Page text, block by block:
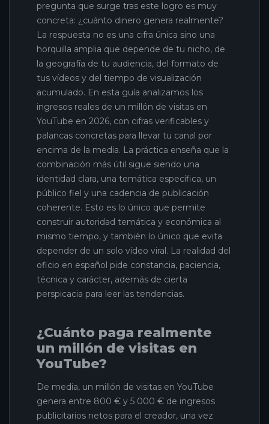
pregunta que surge tras este logro es muy
concreta: ¿cuánto dinero genera realmente?
La respuesta no es una cifra única sino una
horquilla amplia que depende de tu nicho, de
la geografía de tu audiencia, del formato de
tus vídeos y del tiempo de visualización
acumulado. En esta guía analizamos los
ingresos reales de un millón de visitas en
YouTube en 2026, con cifras verificables y
palancas concretas para llevar tu canal por
encima de la media. La práctica enseña que la
combinación más útil sigue siendo una
identidad clara, una temática específica, un
público fiel y una cadencia de publicación
coherente. Esto es lo único que permite
construir autoridad temática y económica al
mismo tiempo, y también lo único que evita
depender de un solo vídeo viral. La realidad del
oficio en español pide constancia, paciencia,
técnica y carácter, además de cierta
perspicacia para leer las tendencias.
¿Cuánto paga realmente
un millón de visitas en
YouTube?
De media, un millón de visitas en YouTube
genera entre 800 € y 5 000 € de ingresos
publicitarios netos para el creador, una vez